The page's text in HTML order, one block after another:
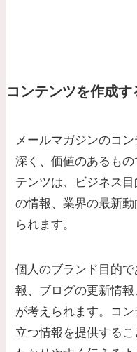
コンテンツを作成す
メールマガジンのコ
深く、価値のあるも
テンツは、ビジネス
の情報、業界の最新
られます。
個人のブランド目的
報、ブログの更新情
が考えられます。コ
立つ情報を提供する